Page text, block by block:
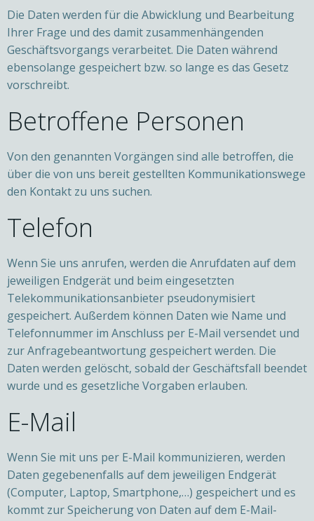
Die Daten werden für die Abwicklung und Bearbeitung
Ihrer Frage und des damit zusammenhängenden
Geschäftsvorgangs verarbeitet. Die Daten während
ebensolange gespeichert bzw. so lange es das Gesetz
vorschreibt.
Betroffene Personen
Von den genannten Vorgängen sind alle betroffen, die
über die von uns bereit gestellten Kommunikationswege
den Kontakt zu uns suchen.
Telefon
Wenn Sie uns anrufen, werden die Anrufdaten auf dem
jeweiligen Endgerät und beim eingesetzten
Telekommunikationsanbieter pseudonymisiert
gespeichert. Außerdem können Daten wie Name und
Telefonnummer im Anschluss per E-Mail versendet und
zur Anfragebeantwortung gespeichert werden. Die
Daten werden gelöscht, sobald der Geschäftsfall beendet
wurde und es gesetzliche Vorgaben erlauben.
E-Mail
Wenn Sie mit uns per E-Mail kommunizieren, werden
Daten gegebenenfalls auf dem jeweiligen Endgerät
(Computer, Laptop, Smartphone,…) gespeichert und es
kommt zur Speicherung von Daten auf dem E-Mail-